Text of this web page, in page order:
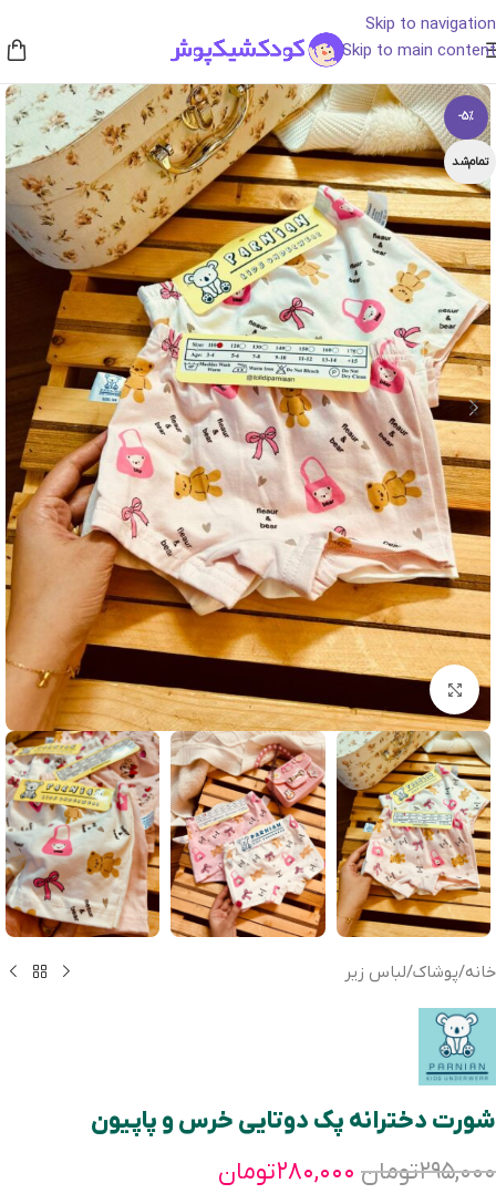
Skip to navigation
Skip to main content
-5%
تمام‌شد
بزرگنمایی تصویر
خانه/پوشاک/لباس زیر
شورت دخترانه پک دوتایی خرس و پاپیون
۲۹۵,۰۰۰تومان ۲۸۰,۰۰۰تومان